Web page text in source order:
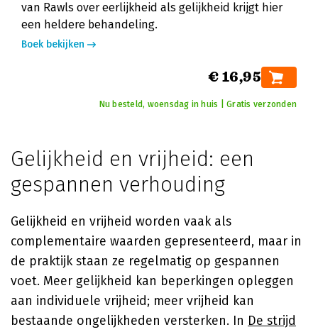
van Rawls over eerlijkheid als gelijkheid krijgt hier
een heldere behandeling.
Boek bekijken
€ 16,95
Nu besteld, woensdag in huis | Gratis verzonden
Gelijkheid en vrijheid: een
gespannen verhouding
Gelijkheid en vrijheid worden vaak als
complementaire waarden gepresenteerd, maar in
de praktijk staan ze regelmatig op gespannen
voet. Meer gelijkheid kan beperkingen opleggen
aan individuele vrijheid; meer vrijheid kan
bestaande ongelijkheden versterken. In De strijd